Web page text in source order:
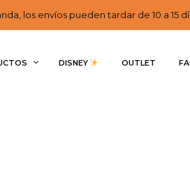
los envíos pueden tardar de 10 a 15
DISNEY OUTLET